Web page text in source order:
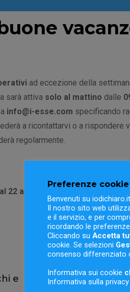
ad eccezione della
sarà attiva solo al mattino dalle
info@i-esse.com specificando
a ricontattarvi o a rispondere
regolarmente.
22 agosto
e
Preferenze
Benvenuti su iodichiaro.it
Il nostro sito web
e il servizio, e per
ricordando le
Cliccando su Accetta
cookie. Se selezioni
consenso differenziato
Informativa sui cookie
Informativa sulla privacy